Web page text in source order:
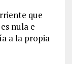
que
nula e
a la propia